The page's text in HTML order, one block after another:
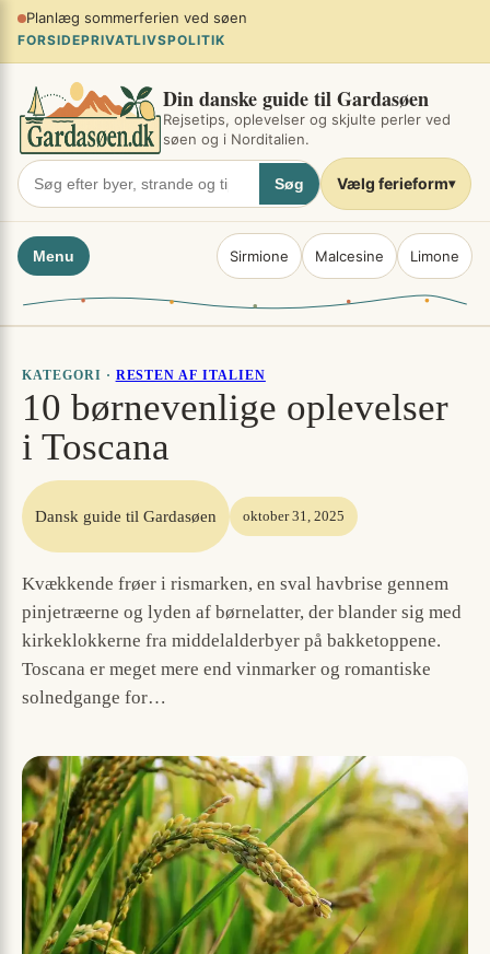
Spring
indhold
Planlæg sommerferien ved søen
FORSIDEPRIVATLIVSPOLITIK
Din danske guide til Gardasøen
Rejsetips, oplevelser og skjulte perler ved
søen og i Norditalien.
Søg Vælg ferieform▾
Menu Sirmione Malcesine Limone
KATEGORI · RESTEN AF ITALIEN
10 børnevenlige oplevelser
i Toscana
Dansk guide til Gardasøen oktober 31, 2025
Kvækkende frøer i rismarken, en sval havbrise gennem
pinjetræerne og lyden af børnelatter, der blander sig med
kirkeklokkerne fra middelalderbyer på bakketoppene.
Toscana er meget mere end vinmarker og romantiske
solnedgange for…